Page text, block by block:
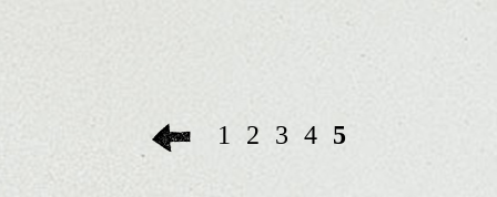
1 2 3 4 5